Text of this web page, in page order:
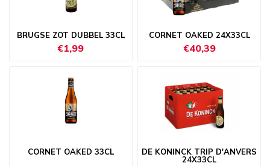
BRUGSE ZOT DUBBEL 33CL
€1,99
CORNET OAKED 24X33CL
€40,39
CORNET OAKED 33CL
DE KONINCK TRIP D'ANVERS
24X33CL